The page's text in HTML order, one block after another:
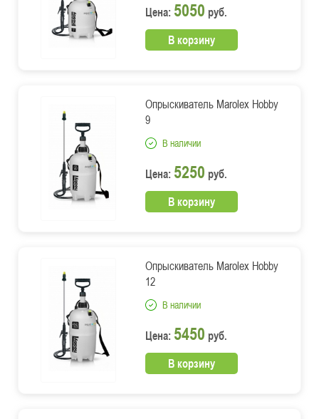
Цена: 5050 руб.
В корзину
Опрыскиватель Marolex Hobby
9
В наличии
Цена: 5250 руб.
В корзину
Опрыскиватель Marolex Hobby
12
В наличии
Цена: 5450 руб.
В корзину